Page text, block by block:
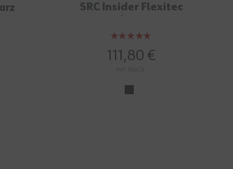
SRC Insider Flexitec
Bewertung:
97%
111,80 €